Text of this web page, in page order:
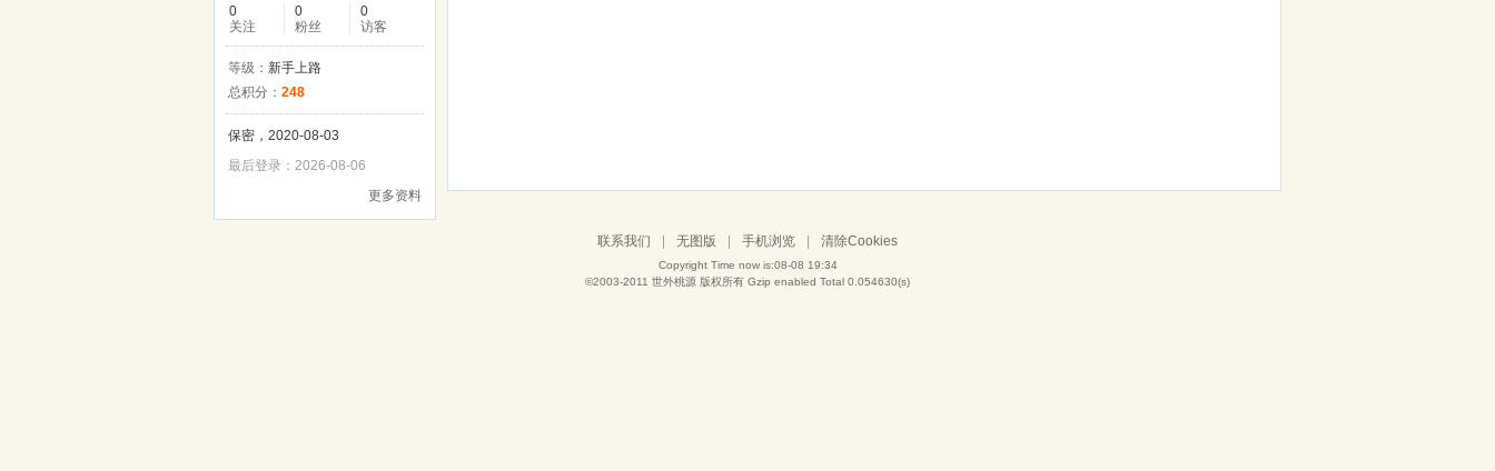
0
关注
0
粉丝
0
访客
等级： 新手上路
总积分： 248
保密，2020-08-03
最后登录：2026-08-06
更多资料
联系我们 无图版 手机浏览 清除Cookies
Copyright Time now is:08-08 19:34
©2003-2011 世外桃源 版权所有 Gzip enabled Total 0.054630(s)